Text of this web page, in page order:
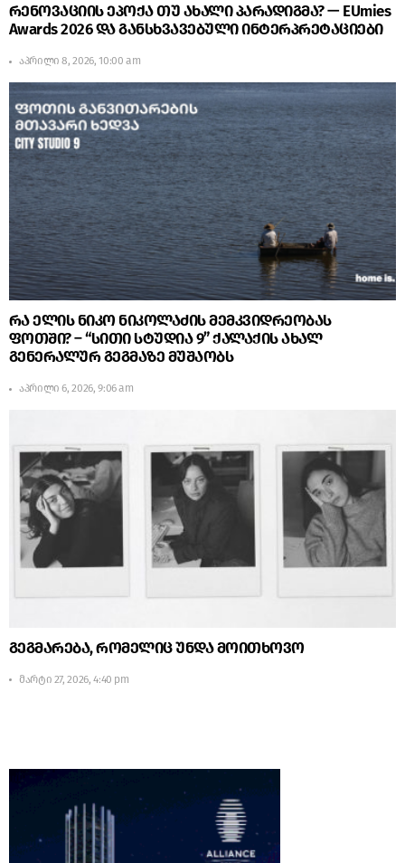
რენოვაციის ეპოქა თუ ახალი პარადიგმა? — EUmies
Awards 2026 და განსხვავებული ინტერპრეტაციები
აპრილი 8, 2026, 10:00 am
რა ელის ნიკო ნიკოლაძის მემკვიდრეობას
ფოთში? – “სითი სტუდია 9” ქალაქის ახალ
გენერალურ გეგმაზე მუშაობს
აპრილი 6, 2026, 9:06 am
გეგმარება, რომელიც უნდა მოითხოვო
მარტი 27, 2026, 4:40 pm